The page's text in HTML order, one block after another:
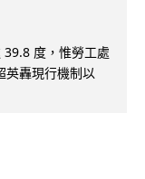
度，惟勞工處
英轟現行機制以